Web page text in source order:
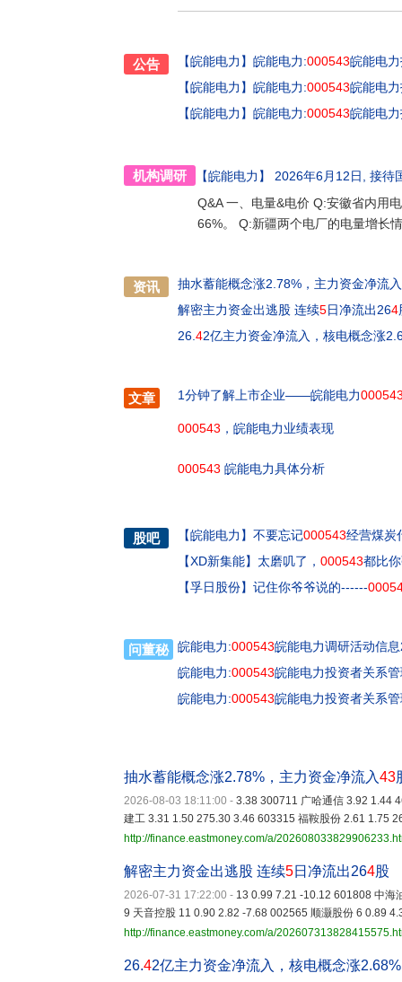
公告 【皖能电力】 皖能电力:000543皖能电
【皖能电力】 皖能电力:000543皖能电
【皖能电力】 皖能电力:000543皖能电
机构调研 【皖能电力】 2026年6月12日 , 接待
Q&A 一、电量&电价 Q:安徽省内用
66%。 Q:新疆两个电厂的电量增长
资讯
抽水蓄能概念涨2.78%，主力资金净流入
解密主力资金出逃股 连续5日净流出264
26. 42亿主力资金净流入，核电概念涨
文章 1分钟了解上市企业——皖能电力
000543 ，皖能电力业绩表现
000543 皖能电力具体分析
股吧 【皖能电力 】 不要忘记000543经营煤炭
【XD新集能】 太磨叽了， 000543都比
【孚日股份】 记住你爷爷说的------
问董秘 皖能电力:000543皖能电力调研活动信
皖能电力:000543皖能电力投资者关系
皖能电力:000543皖能电力投资者关系
抽水蓄能概念涨2.78%，主力资金净流入43
2026-08-03 18:11:00 - 3.38 300711 广哈通信 3.92 1.44
建工 3.31 1.50 275.30 3.46 603315 福鞍股份 2.61 1.75
http://finance.eastmoney.com/a/
解密主力资金出逃股 连续5日净流出264股
2026-07-31 17:22:00 - 13 0.99 7.21 -10.12 601808 中海
9 天音控股 11 0.90 2.82 -7.68 002565 顺灏股份 6 0.89
http://finance.eastmoney.com/a/
26.42亿主力资金净流入，核电概念涨2.68%